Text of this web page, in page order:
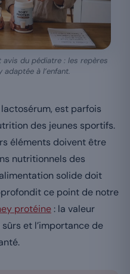
du pédiatre : les repères
à l’enfant.
est parfois
des jeunes sportifs.
éléments doivent être
nutritionnels des
solide doit
ce point de notre
protéine : la valeur
et l’importance de